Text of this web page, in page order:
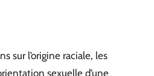
sur l’origine raciale, les
sexuelle d’une